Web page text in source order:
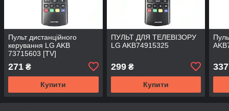
Пульт дистанційного
керування LG AKB
73715603 [TV]
271 ₴
Купити
ПУЛЬТ ДЛЯ ТЕЛЕВІЗОРУ
LG AKB74915325
299₴
Купити
337